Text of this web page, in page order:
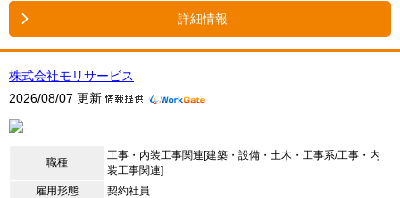
詳細情報
株式会社モリサービス
2026/08/07 更新
職種
工事・内装工事関連[建築・設備・土木・工事系/工事・内
装工事関連]
雇用形態
契約社員